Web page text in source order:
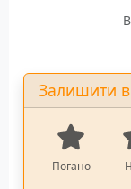
Залишити
Погано